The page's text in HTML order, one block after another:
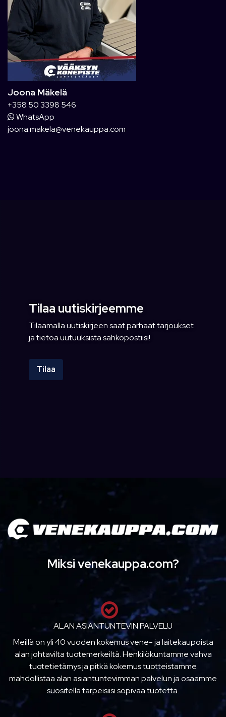
Joona Mäkelä
+358 50 3398 546
WhatsApp
joona.makela@venekauppa.com
Tilaa uutiskirjeemme
Tilaamalla uutiskirjeen saat parhaat tarjoukset
ja tietoa uutuuksista sähköpostiisi!
Tilaa
Miksi venekauppa.com?
ALAN ASIANTUNTEVIN PALVELU
Meillä on yli 40 vuoden kokemus vene- ja laitekaupoista
alan johtavilta tuotemerkeiltä. Henkilökuntamme vahva
tuotetietämys ja pitkä kokemus tuotteistamme
mahdollistaa alan asiantuntevimman palvelun ja osaamme
suositella tarpeisiisi sopivaa tuotetta.